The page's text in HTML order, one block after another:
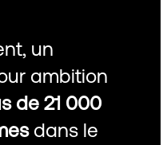
un
ambition
de 21 000
dans le